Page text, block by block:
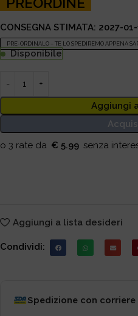
CONSEGNA STIMATA: 2027-
PRE-ORDINALO – TE LO SPEDIREMO APPENA
Disponibile
Aggiungi
€ 5.99
Aggiungi a lista desideri
Condividi:
Spedizione con corriere